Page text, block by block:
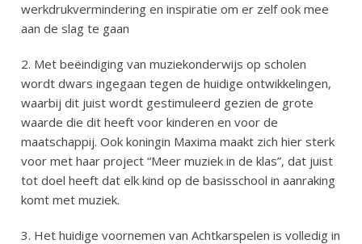
werkdrukvermindering en inspiratie om er zelf ook mee
aan de slag te gaan
2. Met beëindiging van muziekonderwijs op scholen
wordt dwars ingegaan tegen de huidige ontwikkelingen,
waarbij dit juist wordt gestimuleerd gezien de grote
waarde die dit heeft voor kinderen en voor de
maatschappij. Ook koningin Maxima maakt zich hier sterk
voor met haar project “Meer muziek in de klas”, dat juist
tot doel heeft dat elk kind op de basisschool in aanraking
komt met muziek.
3. Het huidige voornemen van Achtkarspelen is volledig in